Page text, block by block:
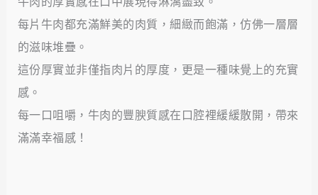
每片牛肉都充滿鮮美的肉質，細緻而飽滿，仿佛一層層
的滋味堆疊。
這份厚實並非僅指肉片的厚度，更是一種味覺上的充實
感。
每一口咀嚼，牛肉的豐腴質感在口腔裡緩緩散開，帶來
滿滿幸福感！